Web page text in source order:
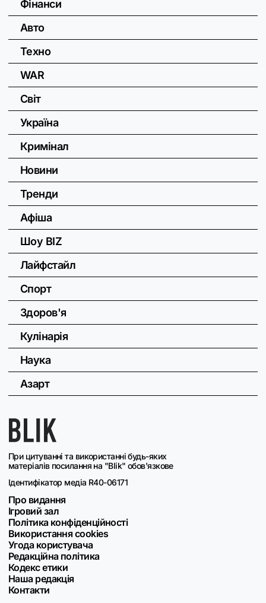
При цитуванні та використанні будь-яких
матеріалів посилання на "Blik" обов'язкове
Ідентифікатор медіа R40-06171
Про видання
Ігровий зал
Політика конфіденційності
Використання cookies
Угода користувача
Редакційна політика
Кодекс етики
Наша редакція
Контакти
Фінанси
Авто
Техно
WAR
Світ
Україна
Кримінал
Новини
Тренди
Афіша
Шоу BIZ
Лайфстайл
Спорт
Здоров'я
Кулінарія
Наука
Азарт